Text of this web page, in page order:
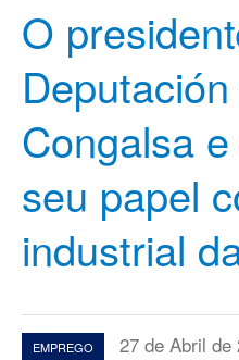
O
Congalsa
seu papel
industrial
EMPREGO 27 de Abril de